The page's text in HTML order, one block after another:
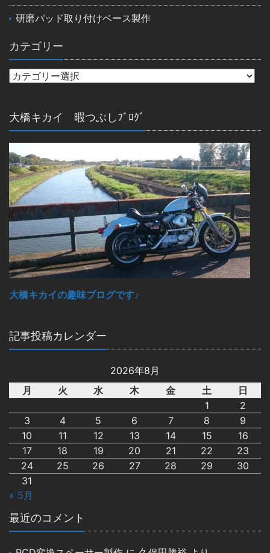
研磨パッド取り付けベース製作
カテゴリー
大橋キカイ 暇つぶしﾌﾞﾛｸﾞ
大橋キカイの趣味ブログです♪
記事投稿カレンダー
2026年8月
月
火 水 木 金 土
日
1
2
3
4 5 6 7 8
9
10
11 12 13 14 15
16
17
18 19 20 21 22
23
24
25 26 27 28 29
30
31
« 5月
最近のコメント